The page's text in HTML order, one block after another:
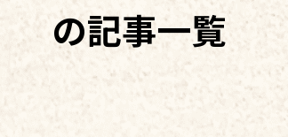
の記事一覧